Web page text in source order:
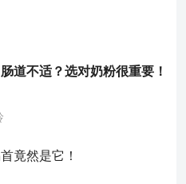
道不适？选对奶粉很重要！
竟然是它！